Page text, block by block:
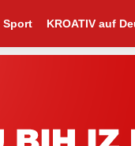
Sport KROATIV auf